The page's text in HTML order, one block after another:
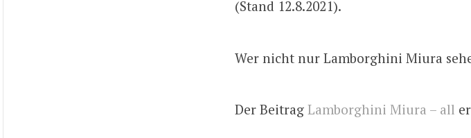
(Stand 12.8.2021).
Wer nicht nur Lamborghini Miura
Der Beitrag Lamborghini Miura – all